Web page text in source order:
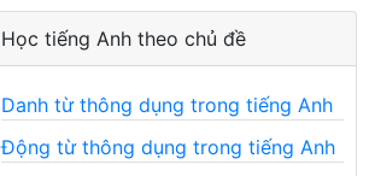
Học tiếng Anh theo chủ đề
Danh từ thông dụng trong tiếng Anh
Động từ thông dụng trong tiếng Anh